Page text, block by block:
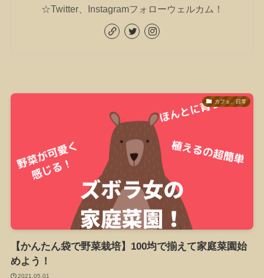
☆Twitter、Instagramフォローウェルカム！
カフェ、日常
【かんたん袋で野菜栽培】100均で揃えて家庭菜園始
めよう！
2021.05.01